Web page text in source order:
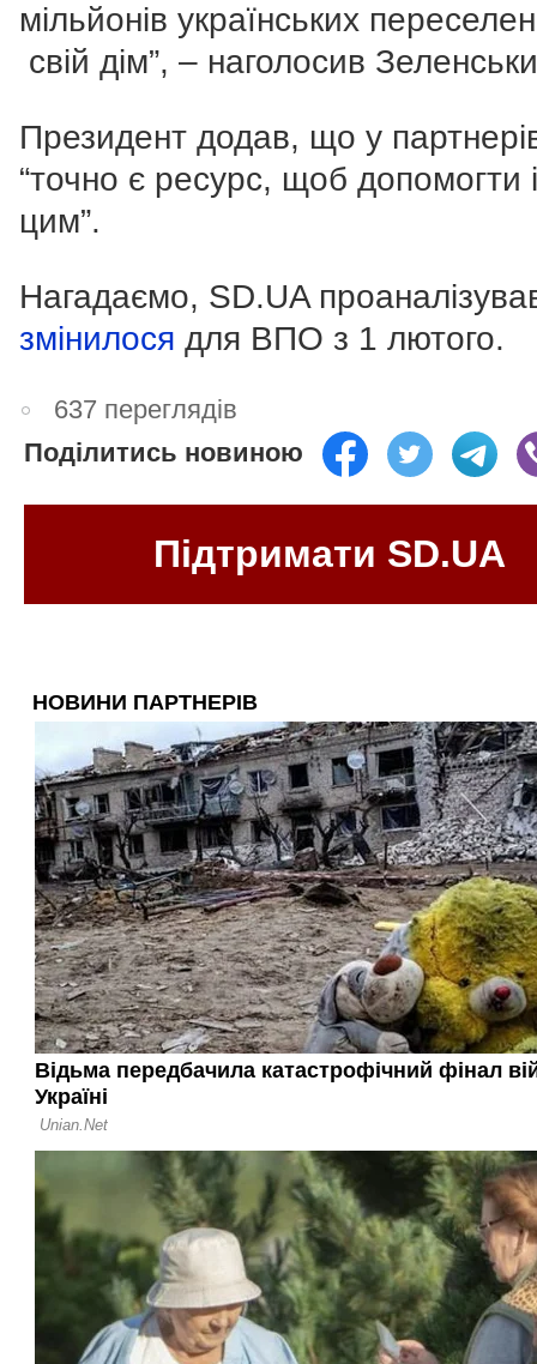
мільйонів українських
свій дім”, – наголосив
Президент додав, що у
“точно є ресурс, щоб допомогти
цим”.
Нагадаємо, SD.UA
змінилося для ВПО з 1 лютого.
637 переглядів
Поділитись новиною
Підтримати SD.UA